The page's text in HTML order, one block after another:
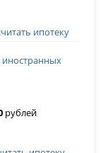
ипотеку
иностранных
рублей